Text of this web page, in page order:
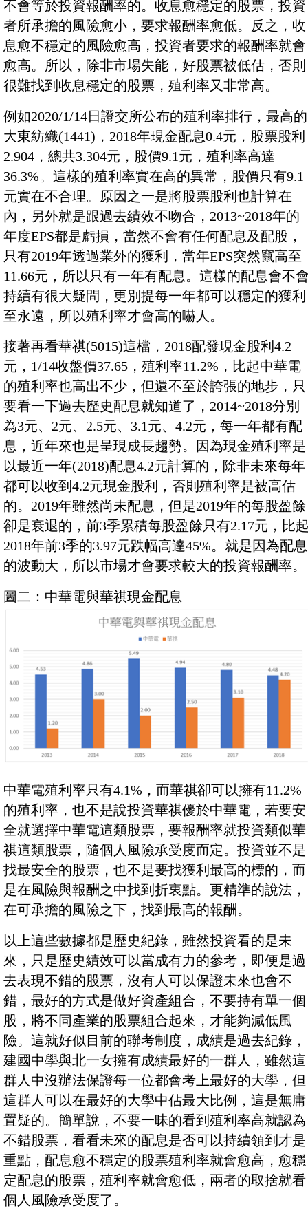
不會等於投資報酬率的。收息愈穩定的股票，投資
者所承擔的風險愈小，要求報酬率愈低。反之，收
息愈不穩定的風險愈高，投資者要求的報酬率就會
愈高。所以，除非市場失能，好股票被低估，否則
很難找到收息穩定的股票，殖利率又非常高。
例如2020/1/14日證交所公布的殖利率排行，最高的
大東紡織(1441)，2018年現金配息0.4元，股票股利
2.904，總共3.304元，股價9.1元，殖利率高達
36.3%。這樣的殖利率實在高的異常，股價只有9.1
元實在不合理。原因之一是將股票股利也計算在
內，另外就是跟過去績效不吻合，2013~2018年的
年度EPS都是虧損，當然不會有任何配息及配股，
只有2019年透過業外的獲利，當年EPS突然竄高至
11.66元，所以只有一年有配息。這樣的配息會不
持續有很大疑問，更別提每一年都可以穩定的獲利
至永遠，所以殖利率才會高的嚇人。
接著再看華祺(5015)這檔，2018配發現金股利4.2
元，1/14收盤價37.65，殖利率11.2%，比起中華電
的殖利率也高出不少，但還不至於誇張的地步，只
要看一下過去歷史配息就知道了，2014~2018分別
為3元、2元、2.5元、3.1元、4.2元，每一年都有配
息，近年來也是呈現成長趨勢。因為現金殖利率是
以最近一年(2018)配息4.2元計算的，除非未來每年
都可以收到4.2元現金股利，否則殖利率是被高估
的。2019年雖然尚未配息，但是2019年的每股盈餘
卻是衰退的，前3季累積每股盈餘只有2.17元，比
2018年前3季的3.97元跌幅高達45%。就是因為配息
的波動大，所以市場才會要求較大的投資報酬率。
圖二：中華電與華祺現金配息
中華電殖利率只有4.1%，而華祺卻可以擁有11.2%
的殖利率，也不是說投資華祺優於中華電，若要安
全就選擇中華電這類股票，要報酬率就投資類似華
祺這類股票，隨個人風險承受度而定。投資並不是
找最安全的股票，也不是要找獲利最高的標的，而
是在風險與報酬之中找到折衷點。更精準的說法，
在可承擔的風險之下，找到最高的報酬。
以上這些數據都是歷史紀錄，雖然投資看的是未
來，只是歷史績效可以當成有力的參考，即便是過
去表現不錯的股票，沒有人可以保證未來也會不
錯，最好的方式是做好資產組合，不要持有單一個
股，將不同產業的股票組合起來，才能夠減低風
險。這就好似目前的聯考制度，成績是過去紀錄，
建國中學與北一女擁有成績最好的一群人，雖然這
群人中沒辦法保證每一位都會考上最好的大學，但
這群人可以在最好的大學中佔最大比例，這是無庸
置疑的。簡單說，不要一昧的看到殖利率高就認為
不錯股票，看看未來的配息是否可以持續領到才是
重點，配息愈不穩定的股票殖利率就會愈高，愈穩
定配息的股票，殖利率就會愈低，兩者的取捨就看
個人風險承受度了。